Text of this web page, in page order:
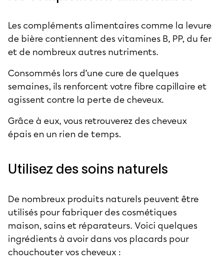
Les compléments alimentaires comme la levure
de bière contiennent des vitamines B, PP, du fer
et de nombreux autres nutriments.
Consommés lors d’une cure de quelques
semaines, ils renforcent votre fibre capillaire et
agissent contre la perte de cheveux.
Grâce à eux, vous retrouverez des cheveux
épais en un rien de temps.
Utilisez des soins naturels
De nombreux produits naturels peuvent être
utilisés pour fabriquer des cosmétiques
maison, sains et réparateurs. Voici quelques
ingrédients à avoir dans vos placards pour
chouchouter vos cheveux :